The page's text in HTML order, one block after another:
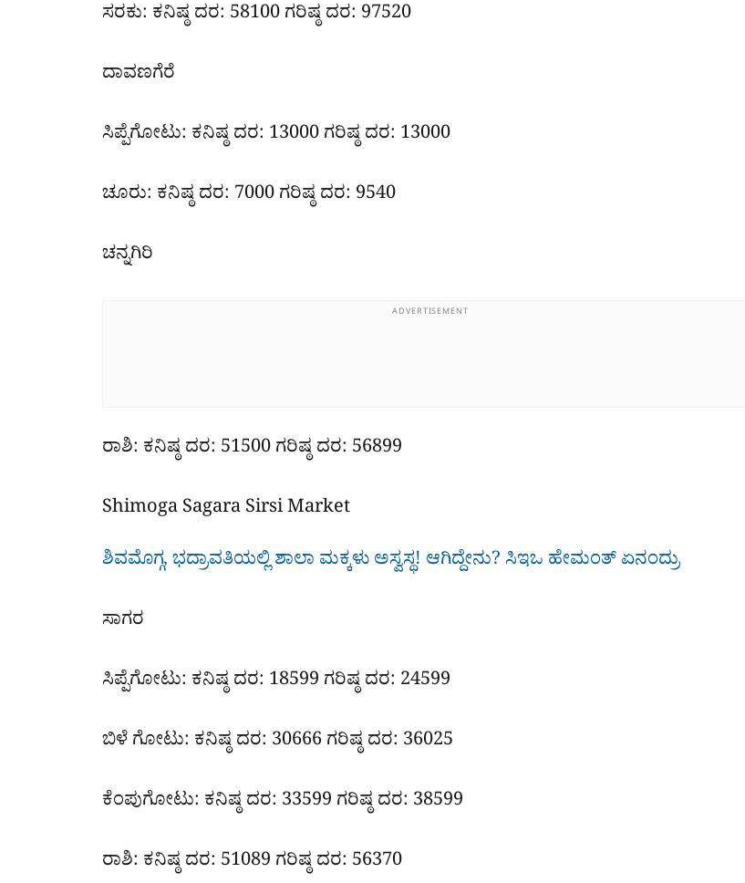
ಸರಕು: ಕನಿಷ್ಠ ದರ: 58100 ಗರಿಷ್ಠ ದರ: 97520
ದಾವಣಗೆರೆ
ಸಿಪ್ಪೆಗೋಟು: ಕನಿಷ್ಠ ದರ: 13000 ಗರಿಷ್ಠ ದರ: 13000
ಚೂರು: ಕನಿಷ್ಠ ದರ: 7000 ಗರಿಷ್ಠ ದರ: 9540
ಚನ್ನಗಿರಿ
ADVERTISEMENT
ರಾಶಿ: ಕನಿಷ್ಠ ದರ: 51500 ಗರಿಷ್ಠ ದರ: 56899
Shimoga Sagara Sirsi Market
ಶಿವಮೊಗ್ಗ, ಭದ್ರಾವತಿಯಲ್ಲಿ ಶಾಲಾ ಮಕ್ಕಳು ಅಸ್ವಸ್ಥ! ಆಗಿದ್ದೇನು? ಸಿಇಒ ಹೇಮಂತ್ ಏನಂದ್ರು
ಸಾಗರ
ಸಿಪ್ಪೆಗೋಟು: ಕನಿಷ್ಠ ದರ: 18599 ಗರಿಷ್ಠ ದರ: 24599
ಬಿಳೆ ಗೋಟು: ಕನಿಷ್ಠ ದರ: 30666 ಗರಿಷ್ಠ ದರ: 36025
ಕೆಂಪುಗೋಟು: ಕನಿಷ್ಠ ದರ: 33599 ಗರಿಷ್ಠ ದರ: 38599
ರಾಶಿ: ಕನಿಷ್ಠ ದರ: 51089 ಗರಿಷ್ಠ ದರ: 56370